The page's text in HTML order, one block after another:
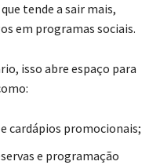
tende a sair mais,
em programas sociais.
isso abre espaço para
cardápios promocionais;
e programação